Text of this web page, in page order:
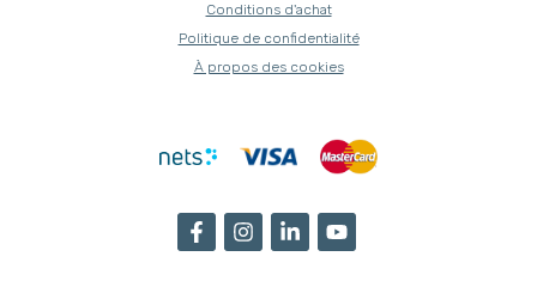
Conditions d'achat
Politique de confidentialité
À propos des cookies